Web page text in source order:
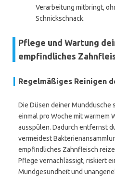
Verarbeitung mitbringt,
Schnickschnack.
Pflege und Wartung
empfindliches
Regelmäßiges Reinigen
Die Düsen deiner Munddusche
einmal pro Woche mit warmem
ausspülen. Dadurch entfernst
vermeidest
empfindliches Zahnfleisch
Pflege vernachlässigt, riskiert
Mundgesundheit und